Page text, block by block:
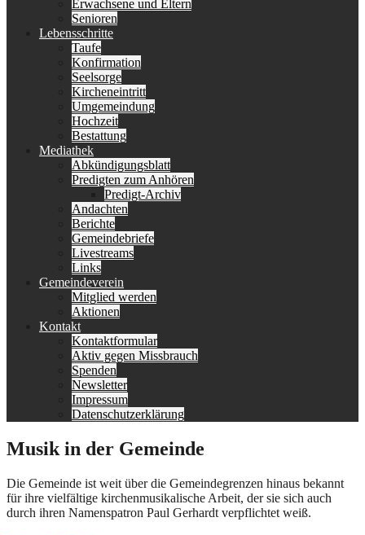
Erwachsene und Eltern
Senioren
Lebensschritte
Taufe
Konfirmation
Seelsorge
Kircheneintritt
Umgemeindung
Hochzeit
Bestattung
Mediathek
Abkündigungsblatt
Predigten zum Anhören
Predigt-Archiv
Andachten
Berichte
Gemeindebriefe
Livestreams
Links
Gemeindeverein
Mitglied werden
Aktionen
Kontakt
Kontaktformular
Aktiv gegen Missbrauch
Spenden
Newsletter
Impressum
Datenschutzerklärung
Musik in der Gemeinde
Die Gemeinde ist weit über die Gemeindegrenzen hinaus bekannt
für ihre vielfältige kirchenmusikalische Arbeit, der sie sich auch
durch ihren Namenspatron Paul Gerhardt verpflichtet weiß.